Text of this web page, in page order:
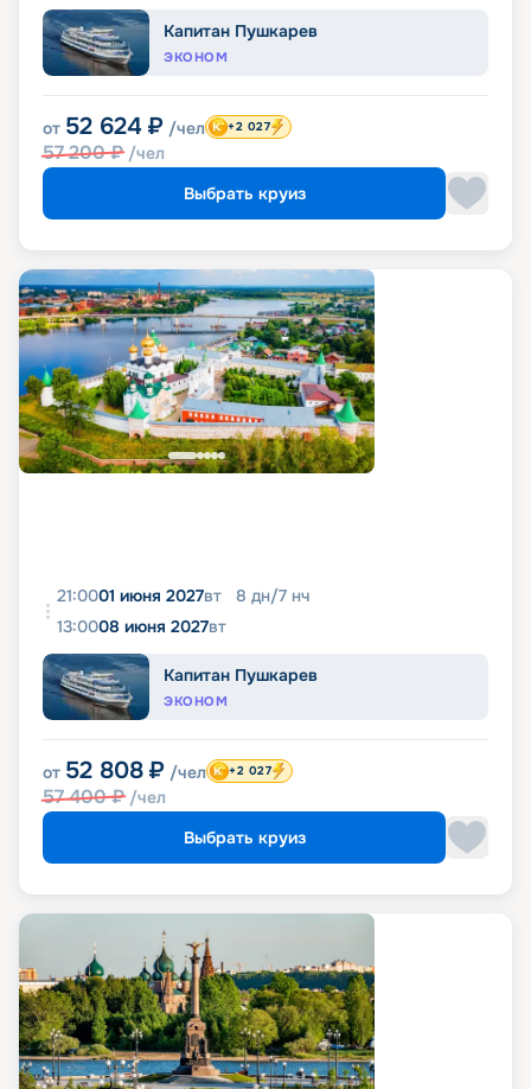
Капитан Пушкарев
ЭКОНОМ
от 52 624 ₽ /чел
57 200₽ /чел
+2 027
Выбрать круиз
21:0001 июня 2027вт 8 дн/7 нч
13:0008 июня 2027вт
Капитан Пушкарев
ЭКОНОМ
от 52 808 ₽ /чел
57 400₽ /чел
+2 027
Выбрать круиз